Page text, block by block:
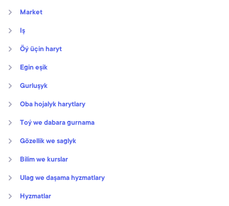
Market
Iş
Öý üçin haryt
Egin eşik
Gurluşyk
Oba hojalyk harytlary
Toý we dabara gurnama
Gözellik we saglyk
Bilim we kurslar
Ulag we daşama hyzmatlary
Hyzmatlar